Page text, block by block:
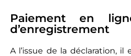
Paiement en
d’enregistrement
A l’issue de la déclaration, il